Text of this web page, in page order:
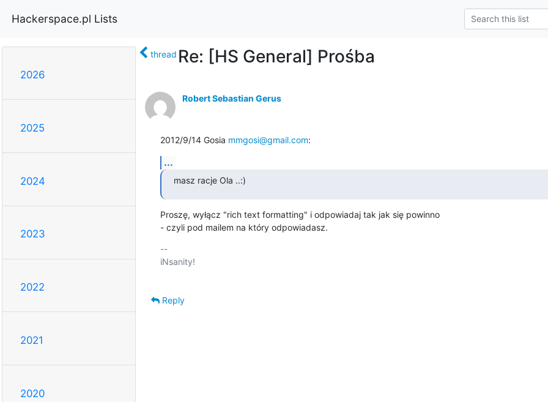
Hackerspace.pl Lists
2026
2025
2024
2023
2022
2021
2020
thread Re: [HS General] Prośba
Robert Sebastian Gerus
2012/9/14 Gosia mmgosi@gmail.com:
...
masz racje Ola ..:)
Proszę, wyłącz "rich text formatting" i odpowiadaj tak jak się powinno
- czyli pod mailem na który odpowiadasz.
--
iNsanity!
Reply